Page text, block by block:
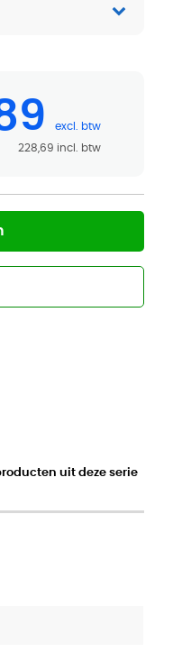
228,69
uit deze serie